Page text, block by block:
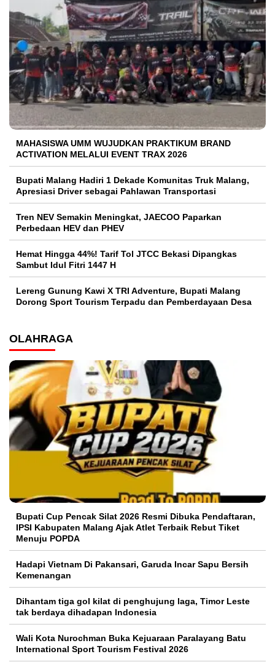
MAHASISWA UMM WUJUDKAN PRAKTIKUM BRAND
ACTIVATION MELALUI EVENT TRAX 2026
Bupati Malang Hadiri 1 Dekade Komunitas Truk Malang,
Apresiasi Driver sebagai Pahlawan Transportasi
Tren NEV Semakin Meningkat, JAECOO Paparkan
Perbedaan HEV dan PHEV
Hemat Hingga 44%! Tarif Tol JTCC Bekasi Dipangkas
Sambut Idul Fitri 1447 H
Lereng Gunung Kawi X TRI Adventure, Bupati Malang
Dorong Sport Tourism Terpadu dan Pemberdayaan Desa
OLAHRAGA
Bupati Cup Pencak Silat 2026 Resmi Dibuka Pendaftaran,
IPSI Kabupaten Malang Ajak Atlet Terbaik Rebut Tiket
Menuju POPDA
Hadapi Vietnam Di Pakansari, Garuda Incar Sapu Bersih
Kemenangan
Dihantam tiga gol kilat di penghujung laga, Timor Leste
tak berdaya dihadapan Indonesia
Wali Kota Nurochman Buka Kejuaraan Paralayang Batu
International Sport Tourism Festival 2026